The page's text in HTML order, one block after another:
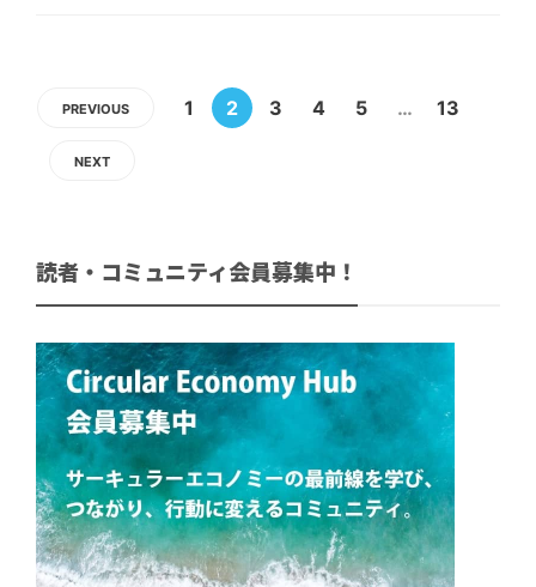
PREVIOUS 1 2 3 4 5 … 13
NEXT
読者・コミュニティ会員募集中！